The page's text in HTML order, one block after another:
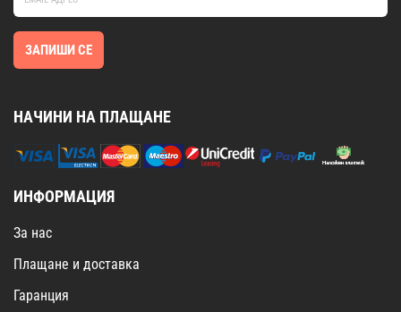
ЗАПИШИ СЕ
НАЧИНИ НА ПЛАЩАНЕ
ИНФОРМАЦИЯ
За нас
Плащане и доставка
Гаранция